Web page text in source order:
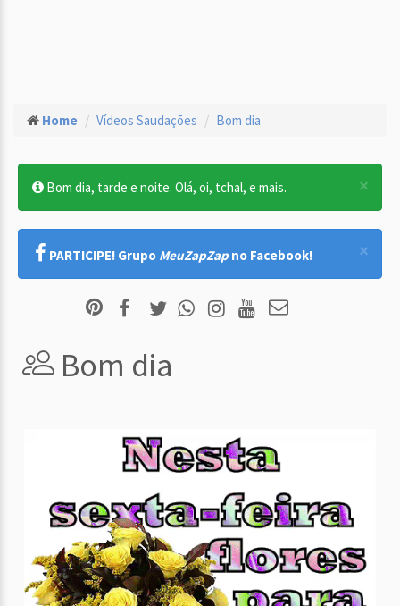
Home Vídeos Saudações Bom dia
×
Bom dia, tarde e noite. Olá, oi, tchal, e mais.
×
PARTICIPE! Grupo MeuZapZap no Facebook!
Bom dia